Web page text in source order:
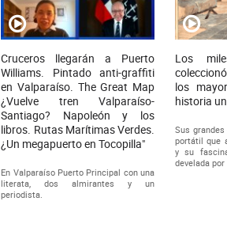
Cruceros llegarán a Puerto
Williams. Pintado anti-graffiti
en Valparaíso. The Great Map
¿Vuelve tren Valparaíso-
Santiago? Napoleón y los
libros. Rutas Marítimas Verdes.
¿Un megapuerto en Tocopilla"
En Valparaíso Puerto Principal con una
literata, dos almirantes y un
periodista.
Los
los
historia
Sus
portátil que
y su
develada